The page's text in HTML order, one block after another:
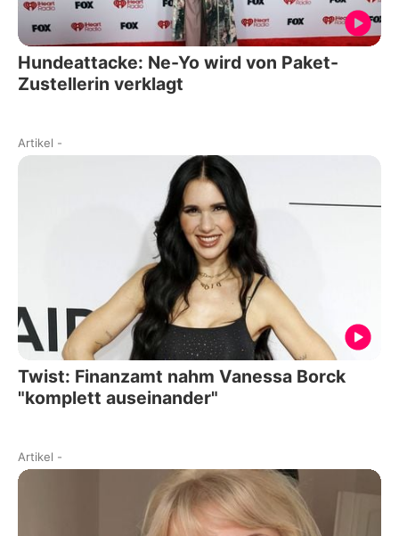
Hundeattacke: Ne-Yo wird von Paket-
Zustellerin verklagt
Artikel -
Twist: Finanzamt nahm Vanessa Borck
"komplett auseinander"
Artikel -